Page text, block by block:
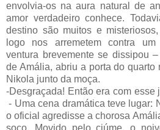
envolvia-os na aura natural de
amor verdadeiro conhece.
destino são muitos e
logo nos arremetem contra
ventura brevemente se dissipou
de Amália, abriu a porta do quarto
Nikola junto da moça.
-Desgraçada! Então era com esse
- Uma cena dramática teve lugar:
o oficial agredisse a chorosa
soco. Movido pelo ciúme, o